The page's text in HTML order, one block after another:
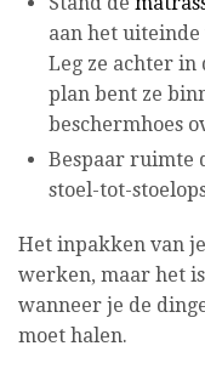
aan het
Leg ze achter in
plan bent ze
beschermhoes
Bespaar ruimte
stoel-tot-
Het inpakken van
werken, maar het
wanneer je de
moet halen.